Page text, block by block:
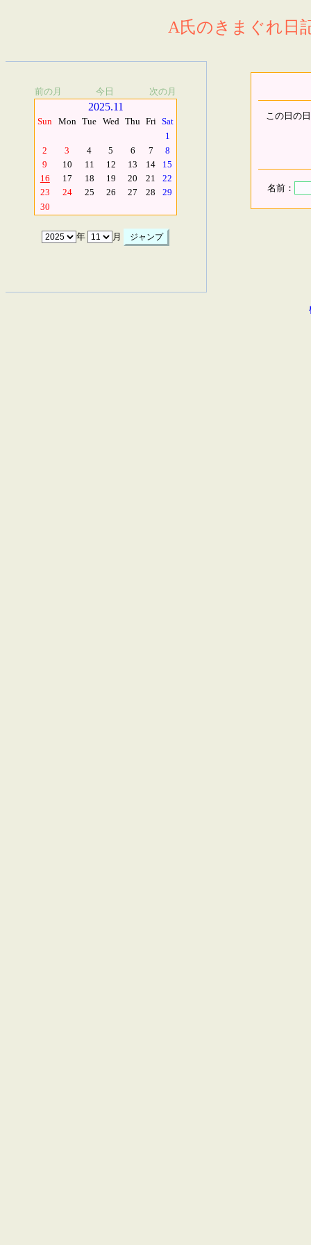
A氏のきまぐれ日
前の月 今日 次の月
2025.11
Sun Mon Tue Wed Thu Fri Sat
1
2
3 4 5 6 7
8
9
10 11 12 13 14
15
16
17 18 19 20 21
22
23
24 25 26 27 28
29
30
年 月
この日の
名前：